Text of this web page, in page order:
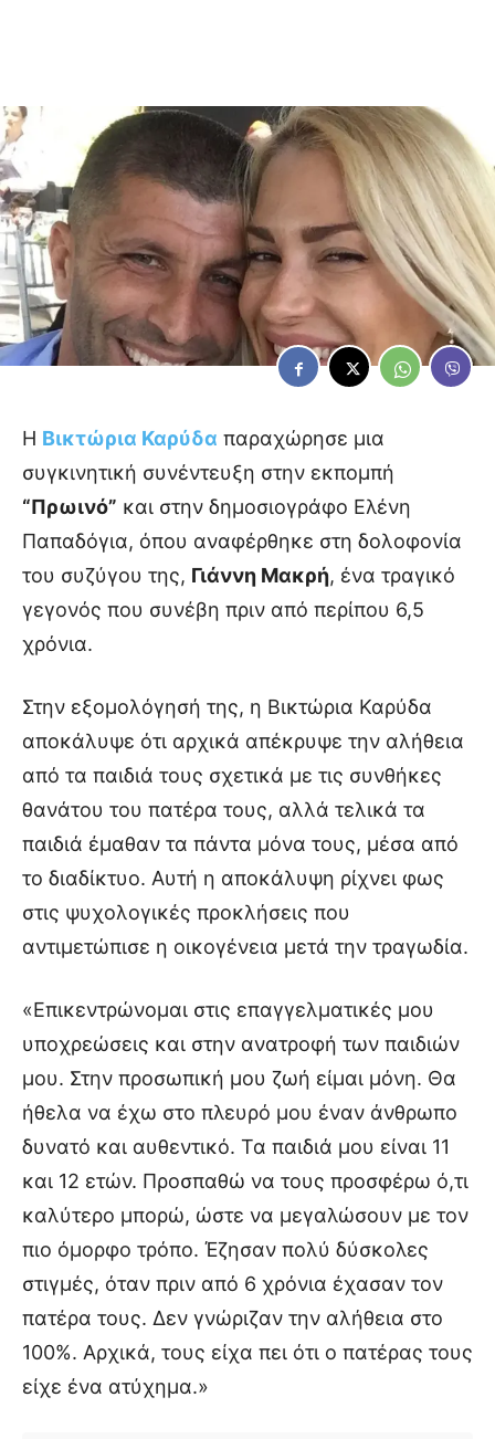
Η Βικτώρια Καρύδα παραχώρησε μια
συγκινητική συνέντευξη στην εκπομπή
“Πρωινό” και στην δημοσιογράφο Ελένη
Παπαδόγια, όπου αναφέρθηκε στη δολοφονία
του συζύγου της, Γιάννη Μακρή, ένα τραγικό
γεγονός που συνέβη πριν από περίπου 6,5
χρόνια.
Στην εξομολόγησή της, η Βικτώρια Καρύδα
αποκάλυψε ότι αρχικά απέκρυψε την αλήθεια
από τα παιδιά τους σχετικά με τις συνθήκες
θανάτου του πατέρα τους, αλλά τελικά τα
παιδιά έμαθαν τα πάντα μόνα τους, μέσα από
το διαδίκτυο. Αυτή η αποκάλυψη ρίχνει φως
στις ψυχολογικές προκλήσεις που
αντιμετώπισε η οικογένεια μετά την τραγωδία.
«Επικεντρώνομαι στις επαγγελματικές μου
υποχρεώσεις και στην ανατροφή των παιδιών
μου. Στην προσωπική μου ζωή είμαι μόνη. Θα
ήθελα να έχω στο πλευρό μου έναν άνθρωπο
δυνατό και αυθεντικό. Τα παιδιά μου είναι 11
και 12 ετών. Προσπαθώ να τους προσφέρω ό,τι
καλύτερο μπορώ, ώστε να μεγαλώσουν με τον
πιο όμορφο τρόπο. Έζησαν πολύ δύσκολες
στιγμές, όταν πριν από 6 χρόνια έχασαν τον
πατέρα τους. Δεν γνώριζαν την αλήθεια στο
100%. Αρχικά, τους είχα πει ότι ο πατέρας τους
είχε ένα ατύχημα.»